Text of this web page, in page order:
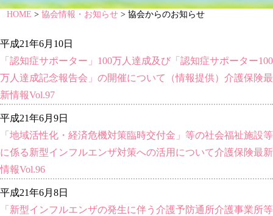
HOME >協会情報・お知らせ > 協会からのお知らせ
平成21年6月10日
「認知症サポーター」100万人達成及び「認知症サポーター100
万人達成記念報告会」の開催について（情報提供）介護保険最
新情報Vol.97
平成21年6月9日
「地域活性化・経済危機対策臨時交付金」等の社会福祉施設等
に係る新型インフルエンザ対策への活用について介護保険最新
情報Vol.96
平成21年6月8日
「新型インフルエンザの発生に伴う介護予防通所介護事業所等